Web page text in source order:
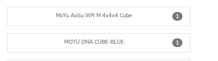
1
MoYu AoSu WR M 4x4x4 Cube
1
MOYU DNA CUBE-BLUE